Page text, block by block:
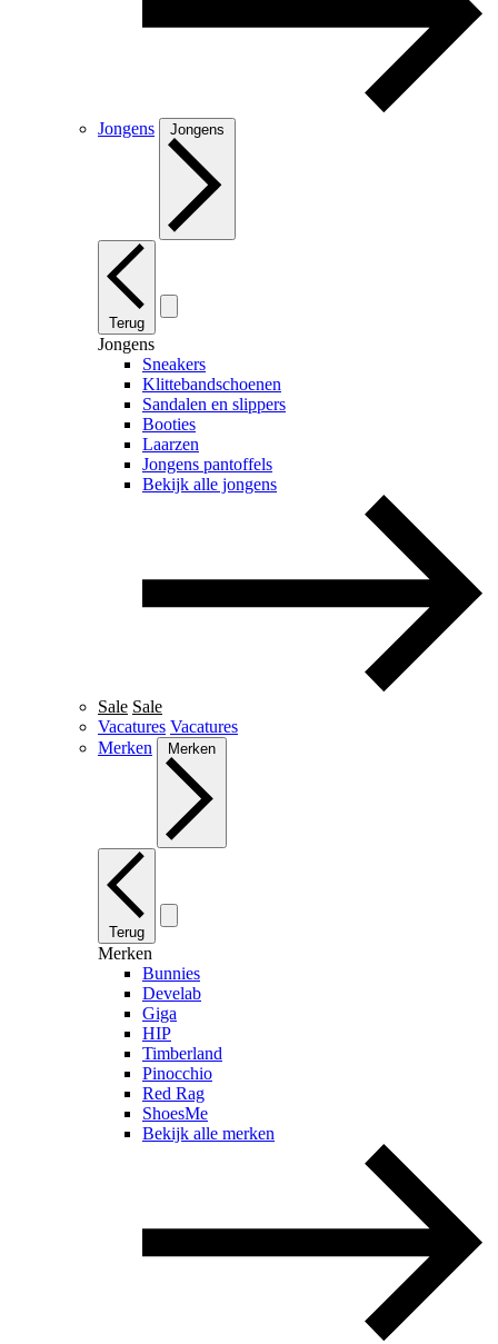
Jongens Jongens
Terug
Jongens
Sneakers
Klittebandschoenen
Sandalen en slippers
Booties
Laarzen
Jongens pantoffels
Bekijk alle jongens
Sale Sale
Vacatures Vacatures
Merken
Merken
Terug
Merken
Bunnies
Develab
Giga
HIP
Timberland
Pinocchio
Red Rag
ShoesMe
Bekijk alle merken